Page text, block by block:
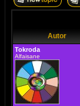
Autor
Tokroda
Alfaisane